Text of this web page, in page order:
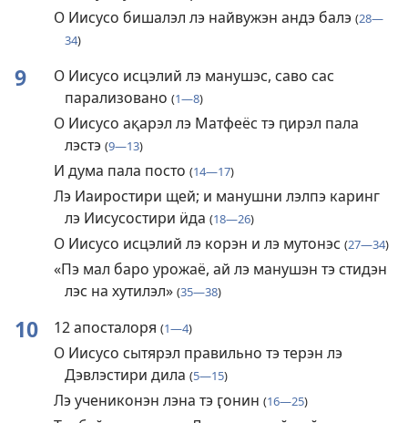
О Иисусо бишалэл лэ найвужэн андэ балэ (28—
34)
9
О Иисусо исцэлий лэ манушэс, саво сас
парализовано (1—8)
О Иисусо ақарэл лэ Матфеёс тэ ԥирэл пала
лэстэ (9—13)
И дума пала посто (14—17)
Лэ Иаиростири щей; и манушни лэлпэ каринг
лэ Иисусостири ӥда (18—26)
О Иисусо исцэлий лэ корэн и лэ мутонэс (27—34)
«Пэ мал баро урожаё, ай лэ манушэн тэ стидэн
лэс на хутилэл» (35—38)
10 12 апосталоря (1—4)
О Иисусо сытярэл правильно тэ терэн лэ
Дэвлэстири дила (5—15)
Лэ учениконэн лэна тэ ӷонин (16—25)